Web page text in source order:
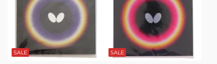
SALE SALE